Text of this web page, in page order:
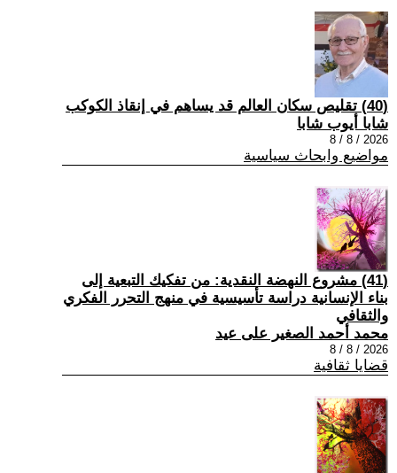
(40) تقليص سكان العالم قد يساهم في إنقاذ الكوكب
شابا أيوب شابا
2026 / 8 / 8
مواضيع وابحاث سياسية
(41) مشروع النهضة النقدية: من تفكيك التبعية إلى
بناء الإنسانية دراسة تأسيسية في منهج التحرر الفكري
والثقافي
محمد أحمد الصغير على عيد
2026 / 8 / 8
قضايا ثقافية